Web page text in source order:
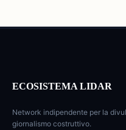
ECOSISTEMA LIDAR
Network indipendente per la
giornalismo costruttivo.